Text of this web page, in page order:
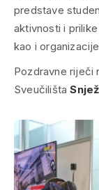
predstave
aktivnosti i
kao i
Pozdravne riječi
Sveučilišta